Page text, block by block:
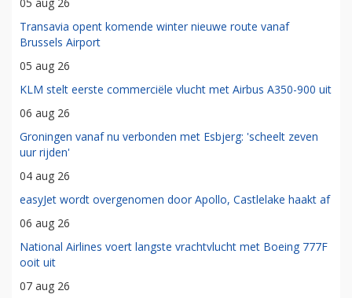
Transavia opent komende winter nieuwe route vanaf
Brussels Airport
05 aug 26
KLM stelt eerste commerciële vlucht met Airbus A350-900 uit
06 aug 26
Groningen vanaf nu verbonden met Esbjerg: 'scheelt zeven
uur rijden'
04 aug 26
easyJet wordt overgenomen door Apollo, Castlelake haakt af
06 aug 26
National Airlines voert langste vrachtvlucht met Boeing 777F
ooit uit
07 aug 26